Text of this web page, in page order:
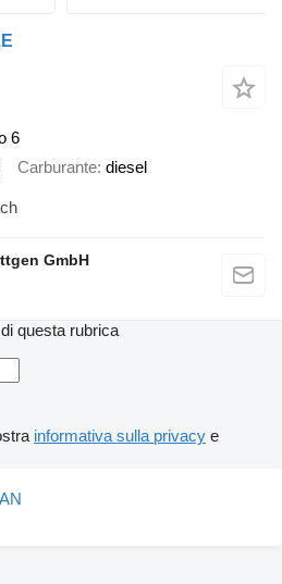
6
Carburante diesel
GmbH
questa rubrica
informativa sulla privacy e